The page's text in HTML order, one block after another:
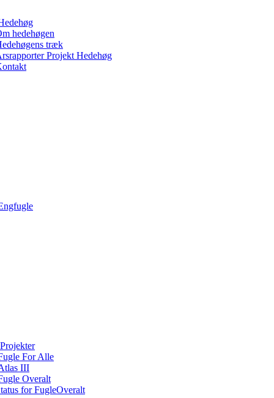
hedehøgen
træk
Projekt Hedehøg
Projekter
For Alle
III
Overalt
for FugleOveralt